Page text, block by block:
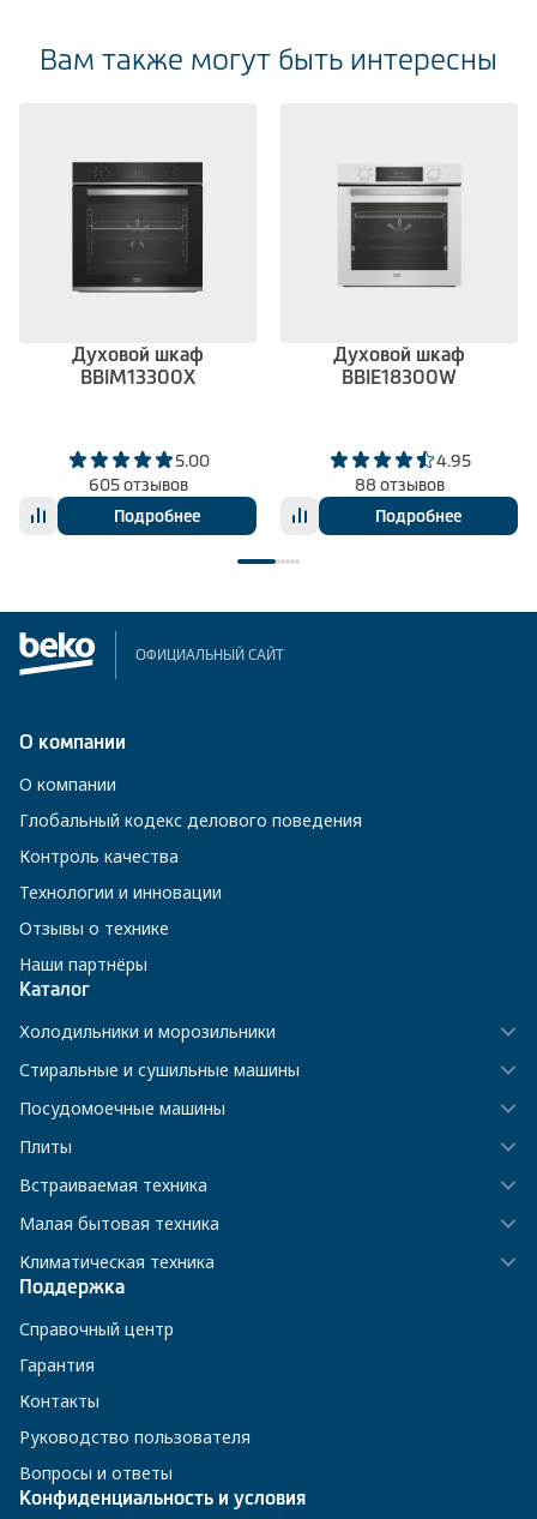
Вам также могут быть интересны
Духовой шкаф
BBIM13300X
5.00
605 отзывов
Подробнее
Духовой шкаф
BBIE18300W
4.95
88 отзывов
Подробнее
ОФИЦИАЛЬНЫЙ САЙТ
О компании
О компании
Глобальный кодекс делового поведения
Контроль качества
Технологии и инновации
Отзывы о технике
Наши партнёры
Каталог
Холодильники и морозильники
Стиральные и сушильные машины
Посудомоечные машины
Плиты
Встраиваемая техника
Малая бытовая техника
Климатическая техника
Поддержка
Справочный центр
Гарантия
Контакты
Руководство пользователя
Вопросы и ответы
Конфиденциальность и условия